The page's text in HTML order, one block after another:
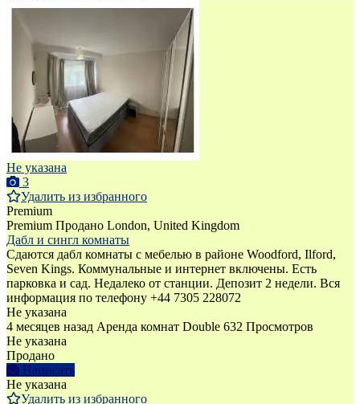
Не указана
3
Удалить из избранного
Premium
Premium Продано London, United Kingdom
Дабл и сингл комнаты
Сдаются дабл комнаты с мебелью в районе Woodford, Ilford,
Seven Kings. Коммунальные и интернет включены. Есть
парковка и сад. Недалеко от станции. Депозит 2 недели. Вся
информация по телефону +44 7305 228072
Не указана
4 месяцев назад Аренда комнат Double 632 Просмотров
Не указана
Продано
Написать
Не указана
Удалить из избранного